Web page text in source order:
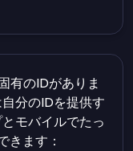
有のIDがありま
分のIDを提供す
モバイルでたっ
きます：